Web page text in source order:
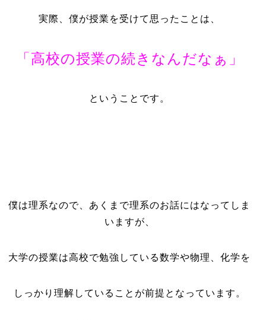
実際、僕が授業を受けて思ったことは、
「高校の授業の続きなんだなぁ」
ということです。
僕は理系なので、あくまで理系のお話にはなってしま
いますが、
大学の授業は高校で勉強している数学や物理、化学を
しっかり理解していることが前提となっています。